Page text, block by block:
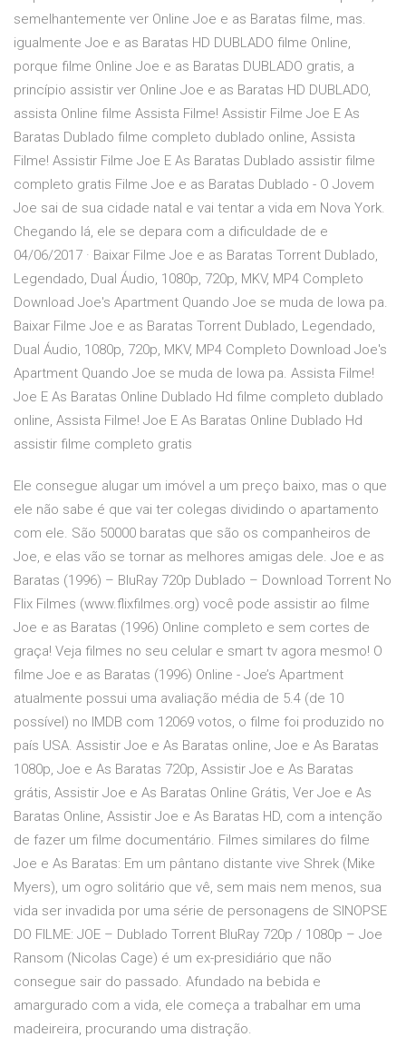
semelhantemente ver Online Joe e as Baratas filme, mas.
igualmente Joe e as Baratas HD DUBLADO filme Online,
porque filme Online Joe e as Baratas DUBLADO gratis, a
princípio assistir ver Online Joe e as Baratas HD DUBLADO,
assista Online filme Assista Filme! Assistir Filme Joe E As
Baratas Dublado filme completo dublado online, Assista
Filme! Assistir Filme Joe E As Baratas Dublado assistir filme
completo gratis Filme Joe e as Baratas Dublado - O Jovem
Joe sai de sua cidade natal e vai tentar a vida em Nova York.
Chegando lá, ele se depara com a dificuldade de e
04/06/2017 · Baixar Filme Joe e as Baratas Torrent Dublado,
Legendado, Dual Áudio, 1080p, 720p, MKV, MP4 Completo
Download Joe's Apartment Quando Joe se muda de Iowa pa.
Baixar Filme Joe e as Baratas Torrent Dublado, Legendado,
Dual Áudio, 1080p, 720p, MKV, MP4 Completo Download Joe's
Apartment Quando Joe se muda de Iowa pa. Assista Filme!
Joe E As Baratas Online Dublado Hd filme completo dublado
online, Assista Filme! Joe E As Baratas Online Dublado Hd
assistir filme completo gratis
Ele consegue alugar um imóvel a um preço baixo, mas o que
ele não sabe é que vai ter colegas dividindo o apartamento
com ele. São 50000 baratas que são os companheiros de
Joe, e elas vão se tornar as melhores amigas dele. Joe e as
Baratas (1996) – BluRay 720p Dublado – Download Torrent No
Flix Filmes (www.flixfilmes.org) você pode assistir ao filme
Joe e as Baratas (1996) Online completo e sem cortes de
graça! Veja filmes no seu celular e smart tv agora mesmo! O
filme Joe e as Baratas (1996) Online - Joe’s Apartment
atualmente possui uma avaliação média de 5.4 (de 10
possível) no IMDB com 12069 votos, o filme foi produzido no
país USA. Assistir Joe e As Baratas online, Joe e As Baratas
1080p, Joe e As Baratas 720p, Assistir Joe e As Baratas
grátis, Assistir Joe e As Baratas Online Grátis, Ver Joe e As
Baratas Online, Assistir Joe e As Baratas HD, com a intenção
de fazer um filme documentário. Filmes similares do filme
Joe e As Baratas: Em um pântano distante vive Shrek (Mike
Myers), um ogro solitário que vê, sem mais nem menos, sua
vida ser invadida por uma série de personagens de SINOPSE
DO FILME: JOE – Dublado Torrent BluRay 720p / 1080p – Joe
Ransom (Nicolas Cage) é um ex-presidiário que não
consegue sair do passado. Afundado na bebida e
amargurado com a vida, ele começa a trabalhar em uma
madeireira, procurando uma distração.